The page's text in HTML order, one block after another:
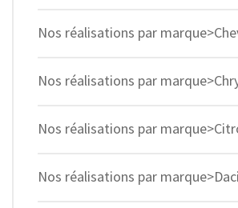
Nos réalisations par
Nos réalisations par
Nos réalisations par
Nos réalisations par